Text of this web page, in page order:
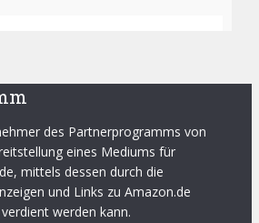
des Partnerprogramms von
eines Mediums für
mittels dessen durch die
und Links zu Amazon.de
werden kann.